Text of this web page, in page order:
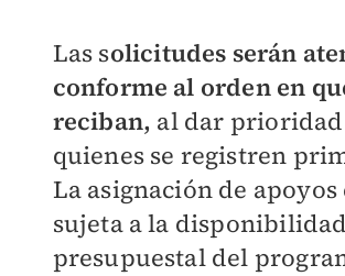
Las solicitudes serán
conforme al orden en
reciban, al dar
quienes se registren
La asignación de apoyos
sujeta a la disponibilidad
presupuestal del